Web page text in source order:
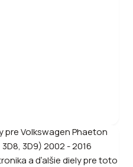
preVolkswagenPhaeton
3D8, 3D9) 2002 - 2016
a ďalšie diely pre toto